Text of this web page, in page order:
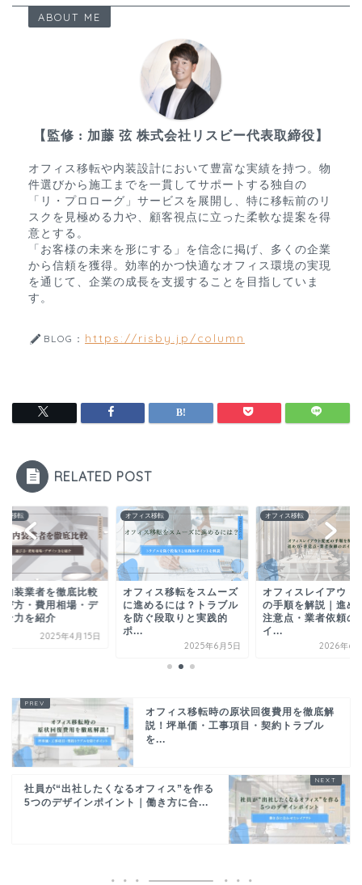
ABOUT ME
【監修 : 加藤 弦 株式会社リスビー代表取締役】
オフィス移転や内装設計において豊富な実績を持つ。物
件選びから施工までを一貫してサポートする独自の
「リ・プロローグ」サービスを展開し、特に移転前のリ
スクを見極める力や、顧客視点に立った柔軟な提案を得
意とする。
「お客様の未来を形にする」を信念に掲げ、多くの企業
から信頼を獲得。効率的かつ快適なオフィス環境の実現
を通じて、企業の成長を支援することを目指していま
す。
BLOG： https://risby.jp/column
RELATED POST
ス移転
内装業者を徹底比較
び方・費用相場・デ
ン力を紹介
2025年4月15日
オフィス移転
オフィス移転をスムーズ
に進めるには？トラブル
を防ぐ段取りと実践的
ポ...
2025年6月5日
オフィス移転
オフィスレイアウト
の手順を解説｜進め
注意点・業者依頼の
イ...
2026年6
オフィス移転時の原状回復費用を徹底解
説！坪単価・工事項目・契約トラブル
を...
社員が“出社したくなるオフィス”を作る
5つのデザインポイント｜働き方に合...